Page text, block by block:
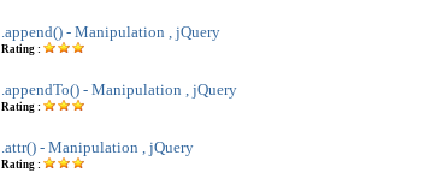
.append() - Manipulation , jQuery
Rating :
.appendTo() - Manipulation , jQuery
Rating :
.attr() - Manipulation , jQuery
Rating :